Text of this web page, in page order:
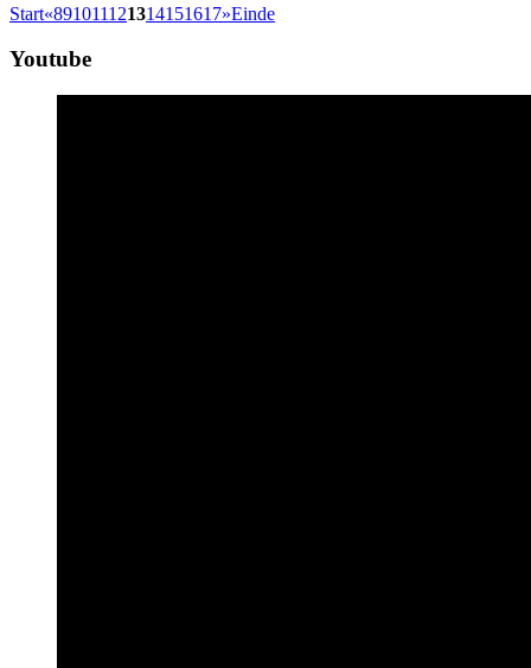
Start«891011121314151617»Einde
Youtube